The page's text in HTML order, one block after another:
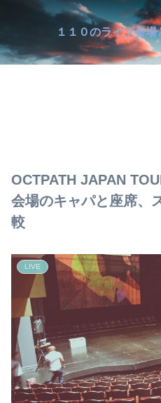
１１０のライブ会
OCTPATH JAPAN
会場のキャパと座席、
較
LIVE